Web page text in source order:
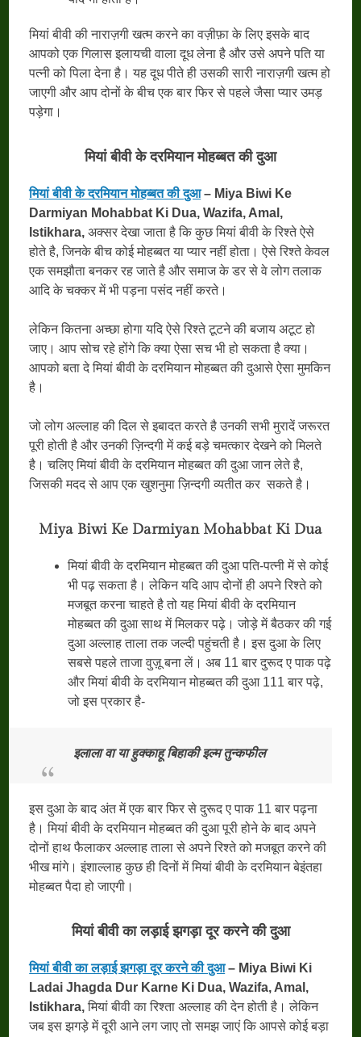
मियां बीवी की नाराज़गी खत्म करने का वज़ीफ़ा के लिए इसके बाद
आपको एक गिलास इलायची वाला दूध लेना है और उसे अपने पति या
पत्नी को पिला देना है। यह दूध पीते ही उसकी सारी नाराज़गी खत्म हो
जाएगी और आप दोनों के बीच एक बार फिर से पहले जैसा प्यार उमड़
पड़ेगा।
मियां बीवी के दरमियान मोहब्बत की दुआ
मियां बीवी के दरमियान मोहब्बत की दुआ– Miya Biwi Ke
Darmiyan Mohabbat Ki Dua, Wazifa, Amal,
Istikhara,अक्सर देखा जाता है कि कुछ मियां बीवी के रिश्ते ऐसे
होते है, जिनके बीच कोई मोहब्बत या प्यार नहीं होता। ऐसे रिश्ते केवल
एक समझौता बनकर रह जाते है और समाज के डर से वे लोग तलाक
आदि के चक्कर में भी पड़ना पसंद नहीं करते।
लेकिन कितना अच्छा होगा यदि ऐसे रिश्ते टूटने की बजाय अटूट हो
जाए। आप सोच रहे होंगे कि क्या ऐसा सच भी हो सकता है क्या।
आपको बता दे मियां बीवी के दरमियान मोहब्बत की दुआसे ऐसा मुमकिन
है।
जो लोग अल्लाह की दिल से इबादत करते है उनकी सभी मुरादें जरूरत
पूरी होती है और उनकी ज़िन्दगी में कई बड़े चमत्कार देखने को मिलते
है। चलिए मियां बीवी के दरमियान मोहब्बत की दुआ जान लेते है,
जिसकी मदद से आप एक खुशनुमा ज़िन्दगी व्यतीत कर सकते है।
Miya Biwi Ke Darmiyan Mohabbat Ki Dua
मियां बीवी के दरमियान मोहब्बत की दुआ पति-पत्नी में से कोई
भी पढ़ सकता है। लेकिन यदि आप दोनों ही अपने रिश्ते को
मजबूत करना चाहते है तो यह मियां बीवी के दरमियान
मोहब्बत की दुआ साथ में मिलकर पढ़े। जोड़े में बैठकर की गई
दुआ अल्लाह ताला तक जल्दी पहुंचती है। इस दुआ के लिए
सबसे पहले ताजा वुज़ू बना लें। अब 11 बार दुरूद ए पाक पढ़े
और मियां बीवी के दरमियान मोहब्बत की दुआ 111 बार पढ़े,
जो इस प्रकार है-
इलाला वा या हुक्काहू बिहाकी इल्म तुन्कफील
इस दुआ के बाद अंत में एक बार फिर से दुरूद ए पाक 11 बार पढ़ना
है। मियां बीवी के दरमियान मोहब्बत की दुआ पूरी होने के बाद अपने
दोनों हाथ फैलाकर अल्लाह ताला से अपने रिश्ते को मजबूत करने की
भीख मांगे। इंशाल्लाह कुछ ही दिनों में मियां बीवी के दरमियान बेइंतहा
मोहब्बत पैदा हो जाएगी।
मियां बीवी का लड़ाई झगड़ा दूर करने की दुआ
मियां बीवी का लड़ाई झगड़ा दूर करने की दुआ– Miya Biwi Ki
Ladai Jhagda Dur Karne Ki Dua, Wazifa, Amal,
Istikhara,मियां बीवी का रिश्ता अल्लाह की देन होती है। लेकिन
जब इस झगड़े में दूरी आने लग जाए तो समझ जाएं कि आपसे कोई बड़ा